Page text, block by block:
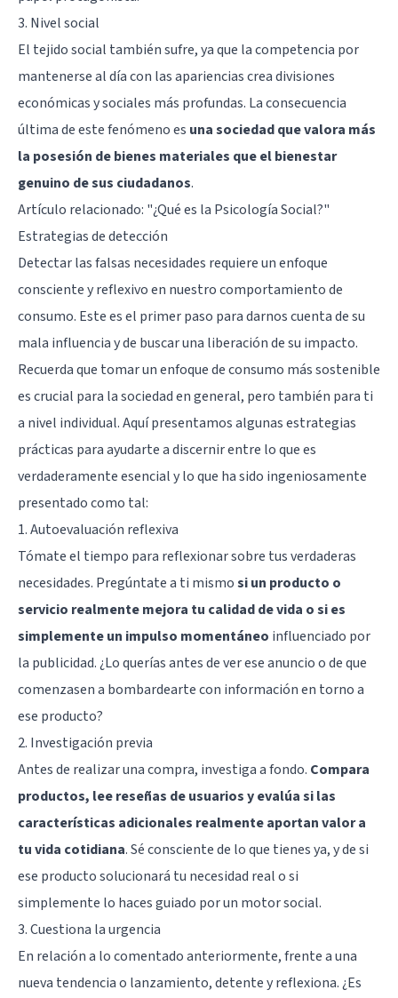
3. Nivel social
El tejido social también sufre, ya que la competencia por
mantenerse al día con las apariencias crea divisiones
económicas y sociales más profundas. La consecuencia
última de este fenómeno es una sociedad que valora más
la posesión de bienes materiales que el bienestar
genuino de sus ciudadanos.
Artículo relacionado: "¿Qué es la Psicología Social?"
Estrategias de detección
Detectar las falsas necesidades requiere un enfoque
consciente y reflexivo en nuestro comportamiento de
consumo. Este es el primer paso para darnos cuenta de su
mala influencia y de buscar una liberación de su impacto.
Recuerda que tomar un enfoque de consumo más sostenible
es crucial para la sociedad en general, pero también para ti
a nivel individual. Aquí presentamos algunas estrategias
prácticas para ayudarte a discernir entre lo que es
verdaderamente esencial y lo que ha sido ingeniosamente
presentado como tal:
1. Autoevaluación reflexiva
Tómate el tiempo para reflexionar sobre tus verdaderas
necesidades. Pregúntate a ti mismosi un producto o
servicio realmente mejora tu calidad de vida o si es
simplemente un impulso momentáneo influenciado por
la publicidad. ¿Lo querías antes de ver ese anuncio o de que
comenzasen a bombardearte con información en torno a
ese producto?
2. Investigación previa
Antes de realizar una compra, investiga a fondo. Compara
productos, lee reseñas de usuarios y evalúa si las
características adicionales realmente aportan valor a
tu vida cotidiana. Sé consciente de lo que tienes ya, y de si
ese producto solucionará tu necesidad real o si
simplemente lo haces guiado por un motor social.
3. Cuestiona la urgencia
En relación a lo comentado anteriormente, frente a una
nueva tendencia o lanzamiento, detente y reflexiona. ¿Es